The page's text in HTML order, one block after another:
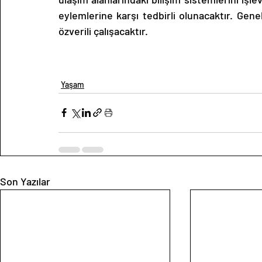
eylemlerine karşı tedbirli olunacaktır.
özverili çalışacaktır.
Yaşam
Son Yazılar